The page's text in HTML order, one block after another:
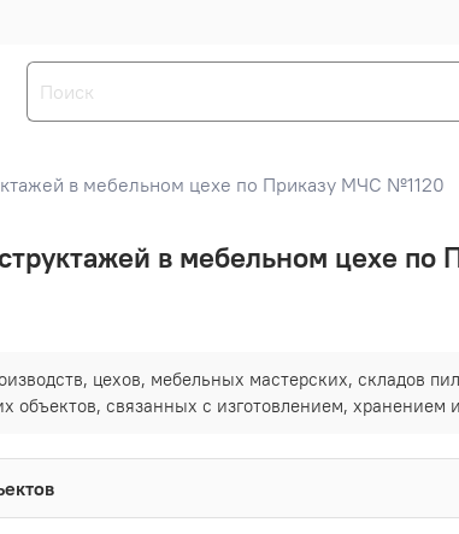
в мебельном цехе по Приказу МЧС №1120
в мебельном цехе по
цехов, мебельных мастерских, складов
объектов, связанных с изготовлением, хранением